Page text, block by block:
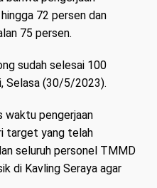
72 persen dan
75 persen.
sudah selesai 100
Selasa (30/5/2023).
waktu pengerjaan
target yang telah
seluruh personel TMMD
di Kavling Seraya agar